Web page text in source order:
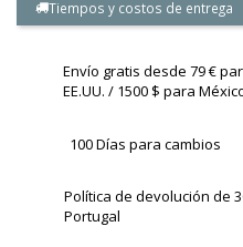
Tiempos y costos de entrega
Envío gratis desde 79 €
EE.UU. / 1500 $ para
100 Días para cambios
Política de devolución de
Portugal